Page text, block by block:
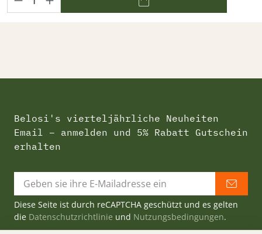
Belosi's vierteljährliche Neuheiten
Email – anmelden und 5% Rabatt Gutschein
erhalten
Diese Seite ist durch reCAPTCHA geschützt und es gelten
die Datenschutzrichtlinie und Nutzungsbedingungen.